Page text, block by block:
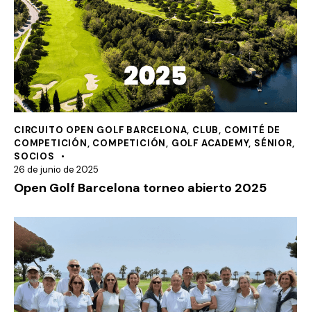
CIRCUITO OPEN GOLF BARCELONA, CLUB, COMITÉ DE
COMPETICIÓN, COMPETICIÓN, GOLF ACADEMY, SÉNIOR,
SOCIOS
26 de junio de 2025
Open Golf Barcelona torneo abierto 2025